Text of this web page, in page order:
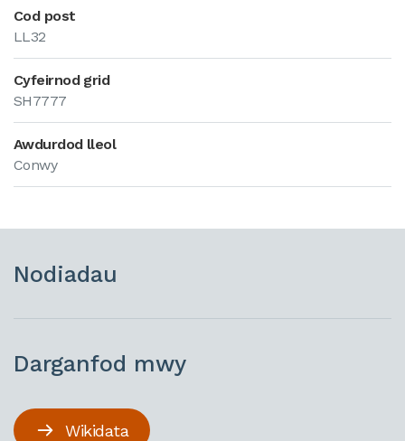
Cod post
LL32
Cyfeirnod grid
SH7777
Awdurdod lleol
Conwy
Nodiadau
Darganfod mwy
Wikidata